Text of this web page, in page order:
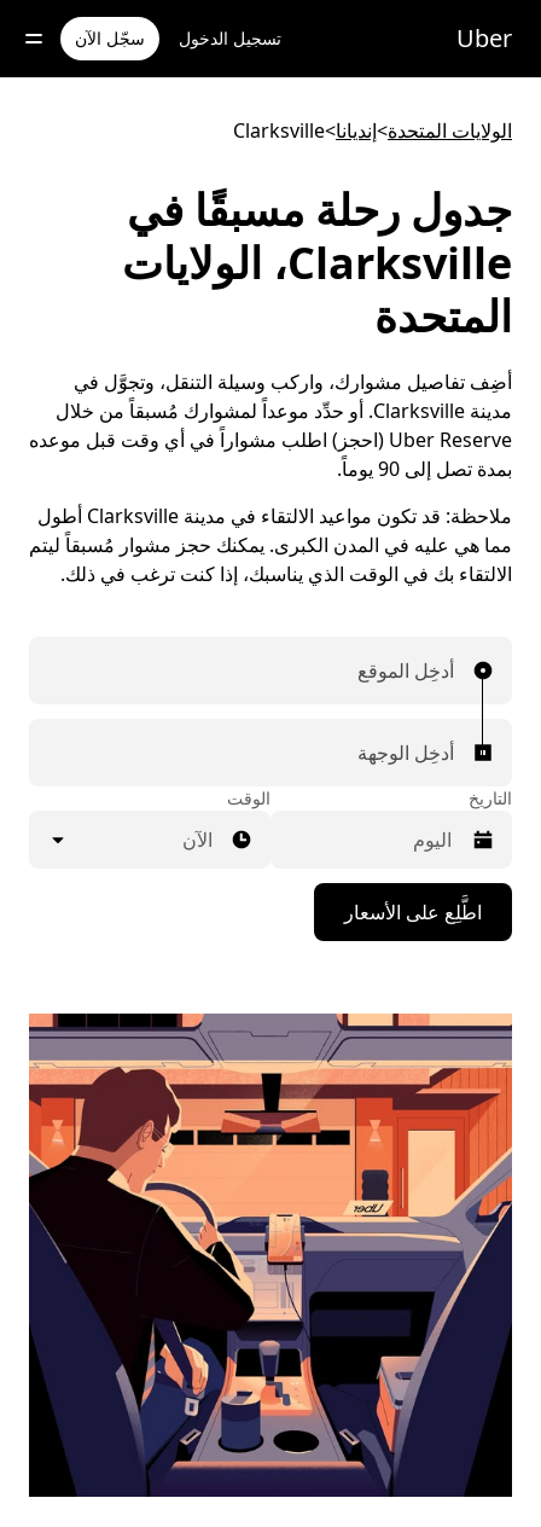
للوصول
المحتوى
Uber تسجيل الدخول سجّل الآن
الولايات المتحدة>إنديانا>
Clarksville
جدول رحلة مسبقًا في
Clarksville، الولايات
المتحدة
أضِف تفاصيل مشوارك، واركب وسيلة التنقل، وتجوَّل في
مدينة Clarksville. أو حدِّد موعداً لمشوارك مُسبقاً من خلال
Uber Reserve (احجز) اطلب مشواراً في أي وقت قبل موعده
بمدة تصل إلى 90 يوماً.
ملاحظة:
قد تكون مواعيد الالتقاء في مدينة Clarksville أطول
مما هي عليه في المدن الكبرى. يمكنك حجز مشوار مُسبقاً ليتم
الالتقاء بك في الوقت الذي يناسبك، إذا كنت ترغب في ذلك.
أدخِل الموقع
أدخِل الوجهة
التاريخ
اضغط
على
مفتاح
للأسفل
لاستخدام
التقويم
التاريخ.
اضغط
على
زر
الخروج
لإغلاق
التقويم.
الوقت
الآن
اطَّلِع على الأسعار